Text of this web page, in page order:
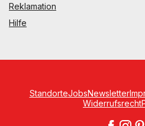
Reklamation
Hilfe
StandorteJobsNewsletter
Widerrufsrecht